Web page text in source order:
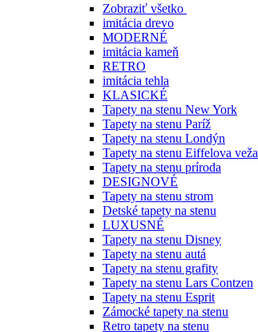
Zobraziť všetko
imitácia drevo
MODERNÉ
imitácia kameň
RETRO
imitácia tehla
KLASICKÉ
Tapety na stenu New York
Tapety na stenu Paríž
Tapety na stenu Londýn
Tapety na stenu Eiffelova veža
Tapety na stenu príroda
DESIGNOVÉ
Tapety na stenu strom
Detské tapety na stenu
LUXUSNÉ
Tapety na stenu Disney
Tapety na stenu autá
Tapety na stenu grafity
Tapety na stenu Lars Contzen
Tapety na stenu Esprit
Zámocké tapety na stenu
Retro tapety na stenu